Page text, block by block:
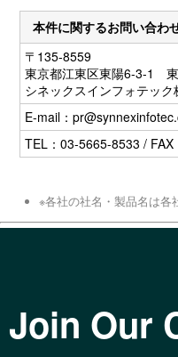
本件に関するお問い合わ
〒135-8559
東京都江東区東陽6-3-1
シネックスインフォテッ
E-mail：
TEL：03-5665-8533 /
※各社の社名・製品名は各
Join Our